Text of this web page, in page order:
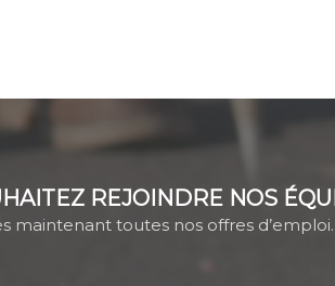
REJOINDRE NOS
maintenant toutes nos offres d’emploi.